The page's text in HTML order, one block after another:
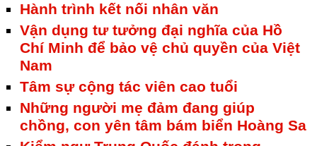
Hành trình kết nối nhân văn
Vận dụng tư tưởng đại nghĩa của Hồ
Chí Minh để bảo vệ chủ quyền của Việt
Nam
Tâm sự cộng tác viên cao tuổi
Những người mẹ đảm đang giúp
chồng, con yên tâm bám biển Hoàng Sa